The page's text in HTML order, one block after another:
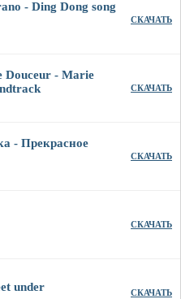
- Ding Dong song
СКАЧАТЬ
Douceur - Marie
СКАЧАТЬ
- Прекрасное
СКАЧАТЬ
СКАЧАТЬ
under СКАЧАТЬ